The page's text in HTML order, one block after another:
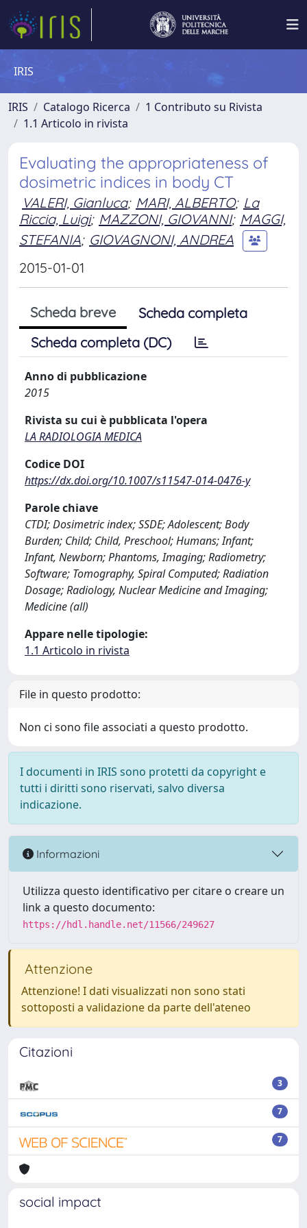
IRIS
IRIS Catalogo Ricerca
1 Contributo su Rivista
1.1 Articolo in rivista
Evaluating the appropriateness of
dosimetric indices in body CT
VALERI, Gianluca; MARI, ALBERTO; La
Riccia, Luigi; MAZZONI, GIOVANNI; MAGGI,
STEFANIA; GIOVAGNONI, ANDREA
2015-01-01
Scheda breve
Scheda completa
Scheda completa (DC)
Anno di pubblicazione
2015
Rivista su cui è pubblicata l'opera
LA RADIOLOGIA MEDICA
Codice DOI
https://dx.doi.org/10.1007/s11547-014-0476-y
Parole chiave
CTDI; Dosimetric index; SSDE; Adolescent; Body
Burden; Child; Child, Preschool; Humans; Infant;
Infant, Newborn; Phantoms, Imaging; Radiometry;
Software; Tomography, Spiral Computed; Radiation
Dosage; Radiology, Nuclear Medicine and Imaging;
Medicine (all)
Appare nelle tipologie:
1.1 Articolo in rivista
File in questo prodotto:
Non ci sono file associati a questo prodotto.
I documenti in IRIS sono protetti da copyright e
tutti i diritti sono riservati, salvo diversa
indicazione.
Informazioni
Utilizza questo identificativo per citare o creare un
link a questo documento:
https://hdl.handle.net/11566/249627
Attenzione
Attenzione! I dati visualizzati non sono stati
sottoposti a validazione da parte dell'ateneo
Citazioni
3
7
7
social impact